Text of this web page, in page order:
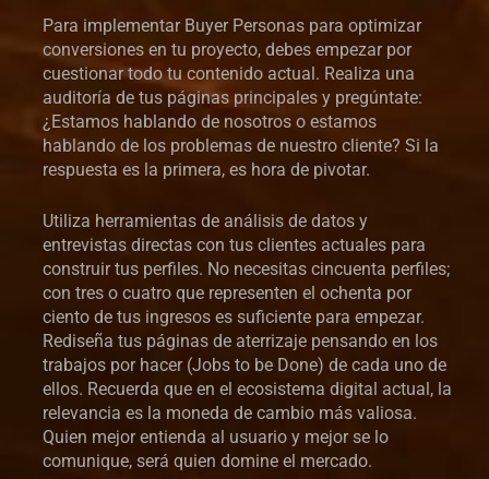
Para implementar Buyer Personas para optimizar
conversiones en tu proyecto, debes empezar por
cuestionar todo tu contenido actual. Realiza una
auditoría de tus páginas principales y pregúntate:
¿Estamos hablando de nosotros o estamos
hablando de los problemas de nuestro cliente? Si la
respuesta es la primera, es hora de pivotar.
Utiliza herramientas de análisis de datos y
entrevistas directas con tus clientes actuales para
construir tus perfiles. No necesitas cincuenta perfiles;
con tres o cuatro que representen el ochenta por
ciento de tus ingresos es suficiente para empezar.
Rediseña tus páginas de aterrizaje pensando en los
trabajos por hacer (Jobs to be Done) de cada uno de
ellos. Recuerda que en el ecosistema digital actual, la
relevancia es la moneda de cambio más valiosa.
Quien mejor entienda al usuario y mejor se lo
comunique, será quien domine el mercado.